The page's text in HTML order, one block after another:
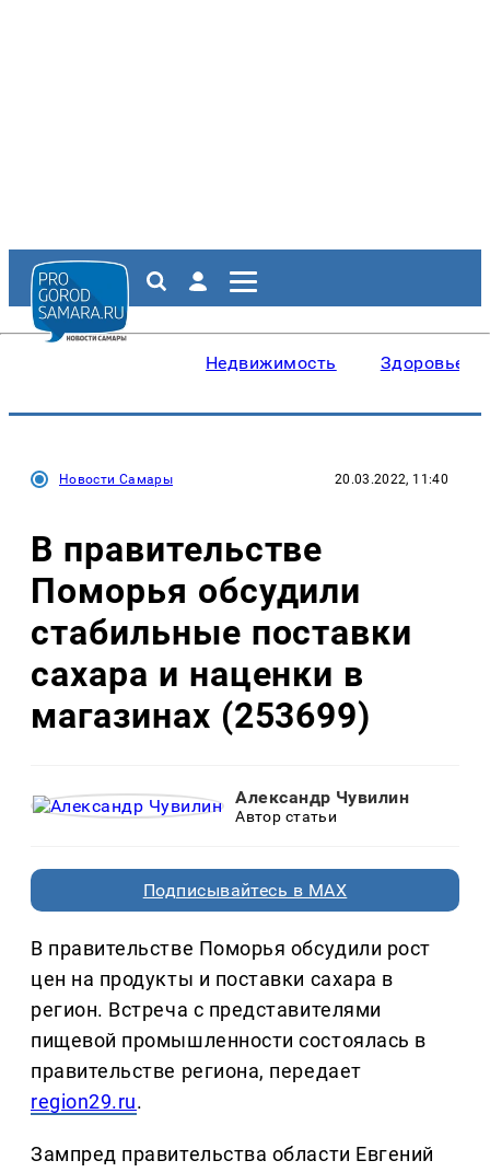
Недвижимость Здоровье
Новости Самары 20.03.2022, 11:40
В правительстве
Поморья обсудили
стабильные поставки
сахара и наценки в
магазинах (253699)
Александр Чувилин
Автор статьи
Подписывайтесь в MAX
В правительстве Поморья обсудили рост
цен на продукты и поставки сахара в
регион. Встреча с представителями
пищевой промышленности состоялась в
правительстве региона, передает
region29.ru.
Зампред правительства области Евгений